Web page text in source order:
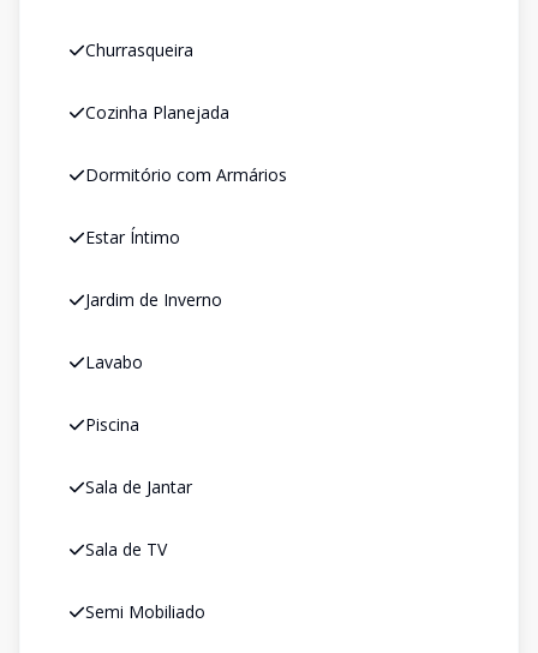
Churrasqueira
Cozinha Planejada
Dormitório com Armários
Estar Íntimo
Jardim de Inverno
Lavabo
Piscina
Sala de Jantar
Sala de TV
Semi Mobiliado